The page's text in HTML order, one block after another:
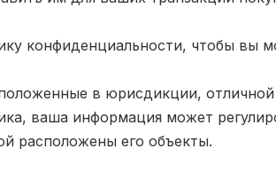
конфиденциальности, чтобы вы
в юрисдикции,
ваша информация может
расположены его объекты.